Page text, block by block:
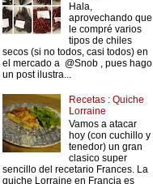
Hala,
aprovechando que
le compré varios
tipos de chiles
secos (si no todos, casi todos) en
el mercado a @Snob , pues hago
un post ilustra...
Recetas : Quiche
Lorraine
Vamos a atacar
hoy (con cuchillo y
tenedor) un gran
clasico super
sencillo del recetario Frances. La
quiche Lorraine en Francia es